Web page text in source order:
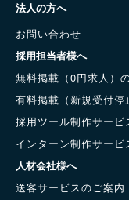
法人の方へ
お問い合わせ
採用担当者様へ
無料掲載（0円求人）
有料掲載（新規受付停
採用ツール制作サービ
インターン制作サービ
人材会社様へ
送客サービスのご案内